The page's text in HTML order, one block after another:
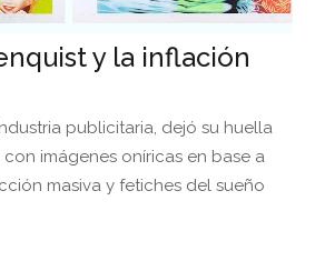
y la inflación
publicitaria, dejó su huella
imágenes oníricas en base a
masiva y fetiches del sueño